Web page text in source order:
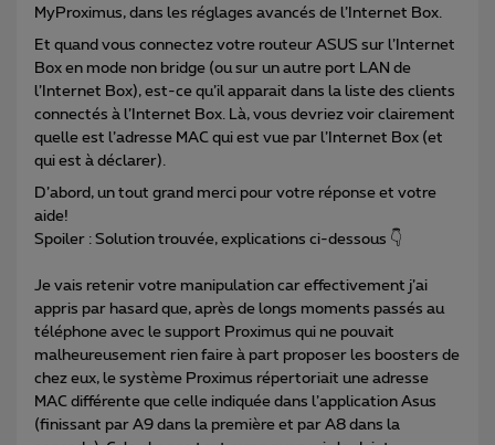
MyProximus, dans les réglages avancés de l’Internet Box.
Et quand vous connectez votre routeur ASUS sur l’Internet
Box en mode non bridge (ou sur un autre port LAN de
l’Internet Box), est-ce qu’il apparait dans la liste des clients
connectés à l’Internet Box. Là, vous devriez voir clairement
quelle est l’adresse MAC qui est vue par l’Internet Box (et
qui est à déclarer).
D’abord, un tout grand merci pour votre réponse et votre
aide!
Spoiler : Solution trouvée, explications ci-dessous 👇
Je vais retenir votre manipulation car effectivement j’ai
appris par hasard que, après de longs moments passés au
téléphone avec le support Proximus qui ne pouvait
malheureusement rien faire à part proposer les boosters de
chez eux, le système Proximus répertoriait une adresse
MAC différente que celle indiquée dans l’application Asus
(finissant par A9 dans la première et par A8 dans la